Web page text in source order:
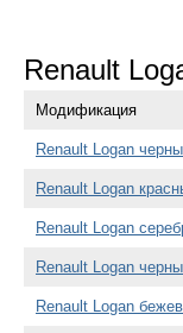
Renault
Модификация
Renault Logan
Renault Logan
Renault Logan
Renault Logan
Renault Logan